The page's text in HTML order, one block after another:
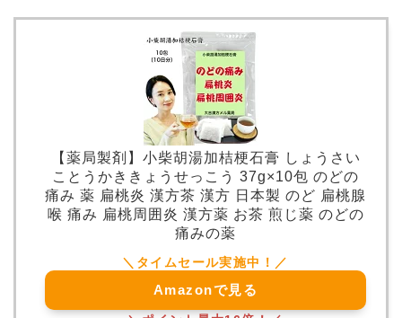
【薬局製剤】小柴胡湯加桔梗石膏 しょうさい
ことうかききょうせっこう 37g×10包 のどの
痛み 薬 扁桃炎 漢方茶 漢方 日本製 のど 扁桃腺
喉 痛み 扁桃周囲炎 漢方薬 お茶 煎じ薬 のどの
痛みの薬
Amazonで見る